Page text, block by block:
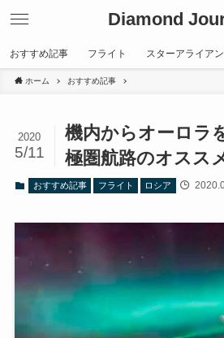
Diamond
おすすめ記事 フライト スターアライア
ホーム おすすめ記事
機内からオーロラ
極圏航路のオスス
2020
5/11
おすすめ記事 フライト ロシア